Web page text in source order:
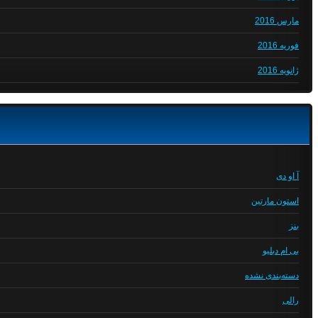
مارس 2016
فوریه 2016
ژانویه 2016
آ او دی
استون مارتین
بنز
بی ام دبلیو
دسته‌بندی نشده
رالی